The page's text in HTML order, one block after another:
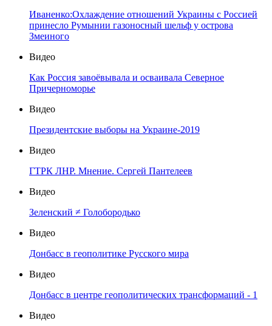
Иваненко:Охлаждение отношений Украины с Россией
принесло Румынии газоносный шельф у острова
Змеиного
Видео
Как Россия завоёвывала и осваивала Северное
Причерноморье
Видео
Президентские выборы на Украине-2019
Видео
ГТРК ЛНР. Мнение. Сергей Пантелеев
Видео
Зеленский ≠ Голобородько
Видео
Донбасс в геополитике Русского мира
Видео
Донбасс в центре геополитических трансформаций - 1
Видео